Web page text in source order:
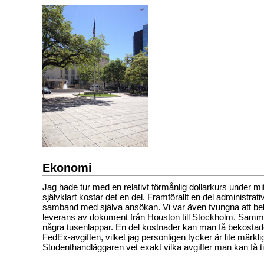
Ekonomi
Jag hade tur med en relativt förmånlig dollarkurs under
självklart kostar det en del. Framförallt en del
samband med själva ansökan. Vi var även tvungna att
leverans av dokument från Houston till Stockholm.
några tusenlappar. En del kostnader kan man få
FedEx-avgiften, vilket jag personligen tycker är lite
Studenthandläggaren vet exakt vilka avgifter man kan få